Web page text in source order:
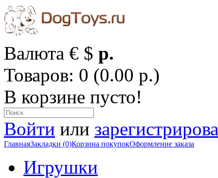
Валюта € $ р.
Товаров: 0 (0.00 р.)
В корзине пусто!
Войти или
ГлавнаяЗакладки (0)Корзина покупокОформление заказа
Игрушки